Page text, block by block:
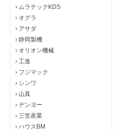
› ムラテックKDS
› オグラ
› アサダ
› 静岡製機
› オリオン機械
› 工進
› フジマック
› シンワ
› 山真
› デンヨー
› 三笠産業
› ハウスBM